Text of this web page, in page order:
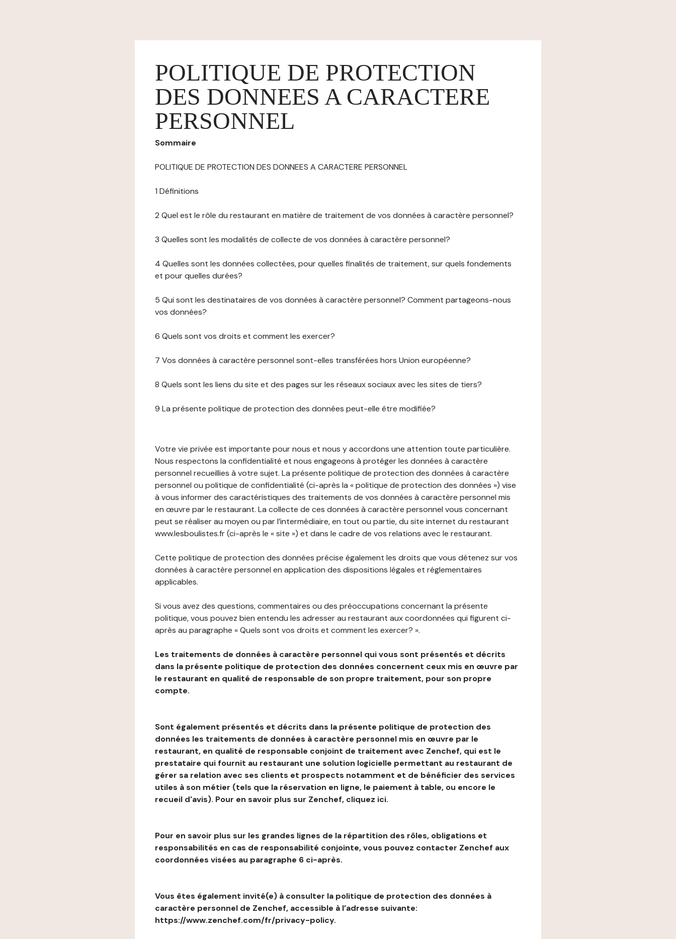
POLITIQUE DE PROTECTION
DES DONNEES A CARACTERE
PERSONNEL
Sommaire
POLITIQUE DE PROTECTION DES DONNEES A CARACTERE PERSONNEL
1 Définitions
2 Quel est le rôle du restaurant en matière de traitement de vos données à caractère personnel?
3 Quelles sont les modalités de collecte de vos données à caractère personnel?
4 Quelles sont les données collectées, pour quelles finalités de traitement, sur quels fondements
et pour quelles durées?
5 Qui sont les destinataires de vos données à caractère personnel? Comment partageons-nous
vos données?
6 Quels sont vos droits et comment les exercer?
7 Vos données à caractère personnel sont-elles transférées hors Union européenne?
8 Quels sont les liens du site et des pages sur les réseaux sociaux avec les sites de tiers?
9 La présente politique de protection des données peut-elle être modifiée?
Votre vie privée est importante pour nous et nous y accordons une attention toute particulière.
Nous respectons la confidentialité et nous engageons à protéger les données à caractère
personnel recueillies à votre sujet. La présente politique de protection des données à caractère
personnel ou politique de confidentialité (ci-après la « politique de protection des données ») vise
à vous informer des caractéristiques des traitements de vos données à caractère personnel mis
en œuvre par le restaurant. La collecte de ces données à caractère personnel vous concernant
peut se réaliser au moyen ou par l’intermédiaire, en tout ou partie, du site internet du restaurant
www.lesboulistes.fr (ci-après le « site ») et dans le cadre de vos relations avec le restaurant.
Cette politique de protection des données précise également les droits que vous détenez sur vos
données à caractère personnel en application des dispositions légales et réglementaires
applicables.
Si vous avez des questions, commentaires ou des préoccupations concernant la présente
politique, vous pouvez bien entendu les adresser au restaurant aux coordonnées qui figurent ci-
après au paragraphe « Quels sont vos droits et comment les exercer? ».
Les traitements de données à caractère personnel qui vous sont présentés et décrits
dans la présente politique de protection des données concernent ceux mis en œuvre par
le restaurant en qualité de responsable de son propre traitement, pour son propre
compte.
Sont également présentés et décrits dans la présente politique de protection des
données les traitements de données à caractère personnel mis en œuvre par le
restaurant, en qualité de responsable conjoint de traitement avec Zenchef, qui est le
prestataire qui fournit au restaurant une solution logicielle permettant au restaurant de
gérer sa relation avec ses clients et prospects notamment et de bénéficier des services
utiles à son métier (tels que la réservation en ligne, le paiement à table, ou encore le
recueil d'avis). Pour en savoir plus sur Zenchef, cliquez ici.
Pour en savoir plus sur les grandes lignes de la répartition des rôles, obligations et
responsabilités en cas de responsabilité conjointe, vous pouvez contacter Zenchef aux
coordonnées visées au paragraphe 6 ci-après.
Vous êtes également invité(e) à consulter la politique de protection des données à
caractère personnel de Zenchef, accessible à l’adresse suivante:
https://www.zenchef.com/fr/privacy-policy.